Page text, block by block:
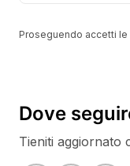
Proseguendo accetti
Dove
Tieniti aggiornato